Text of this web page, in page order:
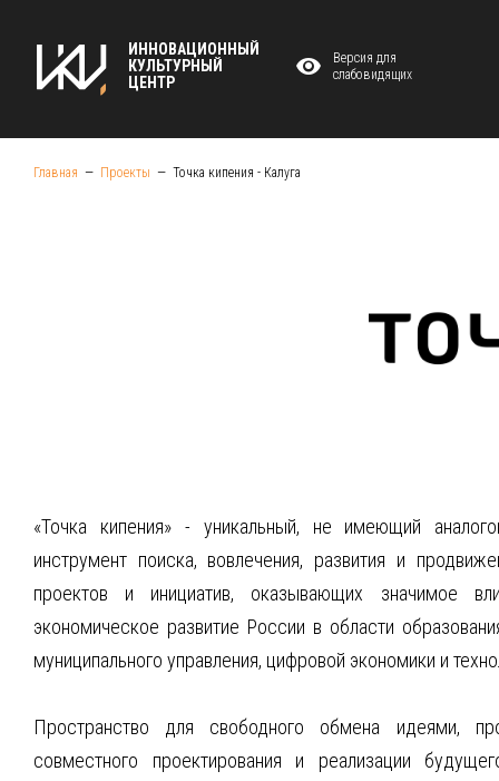
ИННОВАЦИОННЫЙ
КУЛЬТУРНЫЙ
ЦЕНТР
Версия для
слабовидящих
Главная Проекты Точка кипения - Калуга
«Точка кипения» - уникальный, не имеющий
инструмент поиска, вовлечения, развития и
проектов и инициатив, оказывающих значимое
экономическое развитие России в области
муниципального управления, цифровой экономики и
Пространство для свободного обмена идеями,
совместного проектирования и реализации